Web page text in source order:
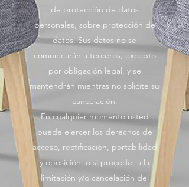
de protección de datos
personales, sobre protección de
datos. Sus datos no se
comunicarán a terceros, excepto
por obligación legal, y se
mantendrán mientras no solicite su
cancelación.
En cualquier momento usted
puede ejercer los derechos de
acceso, rectificación, portabilidad
y oposición, o si procede, a la
limitación y/o cancelación del